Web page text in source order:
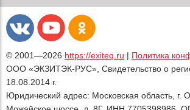
© 2001—2026 https://exiteq.ru | Политика
ООО «ЭКЗИТЭК-РУС», Свидетельство о
18.08.2014 г.
Юридический адрес: Московская область, г.